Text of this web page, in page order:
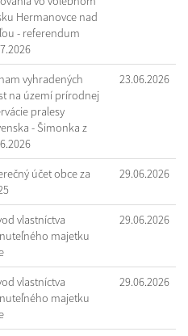
Hermanovce nad
- referendum
vyhradených
na území prírodnej
pralesy
- Šimonka z
23.06.2026
účet obce za
29.06.2026
vlastníctva
majetku
29.06.2026
vlastníctva
majetku
29.06.2026